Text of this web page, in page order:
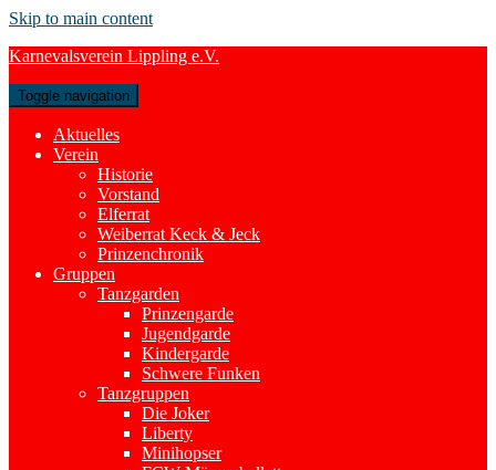
Skip to main content
Karnevalsverein Lippling e.V.
Toggle navigation
Aktuelles
Verein
Historie
Vorstand
Elferrat
Weiberrat Keck & Jeck
Prinzenchronik
Gruppen
Tanzgarden
Prinzengarde
Jugendgarde
Kindergarde
Schwere Funken
Tanzgruppen
Die Joker
Liberty
Minihopser